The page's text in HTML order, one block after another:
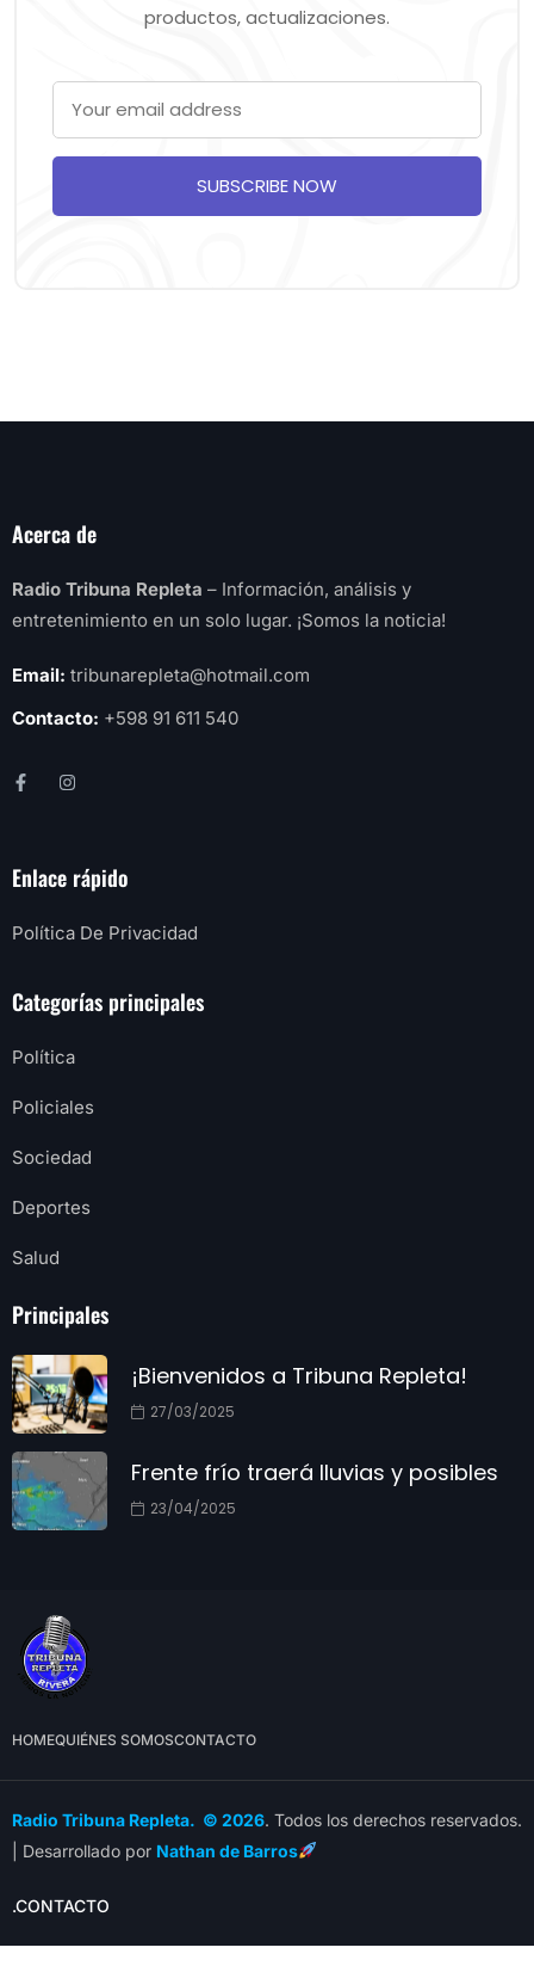
productos, actualizaciones.
SUBSCRIBE NOW
Acerca de
Radio Tribuna Repleta – Información, análisis y
entretenimiento en un solo lugar. ¡Somos la noticia!
Email: tribunarepleta@hotmail.com
Contacto: +598 91 611 540
Enlace rápido
Política De Privacidad
Categorías principales
Política
Policiales
Sociedad
Deportes
Salud
Principales
¡Bienvenidos a Tribuna Repleta!
27/03/2025
Frente frío traerá lluvias y posibles
23/04/2025
HOMEQUIÉNES SOMOSCONTACTO
Radio Tribuna Repleta. © 2026. Todos los derechos reservados.
| Desarrollado por Nathan de Barros
.CONTACTO